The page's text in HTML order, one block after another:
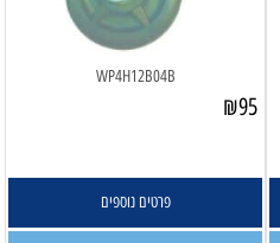
WP4H12B04B
₪95
פרטים נוספים